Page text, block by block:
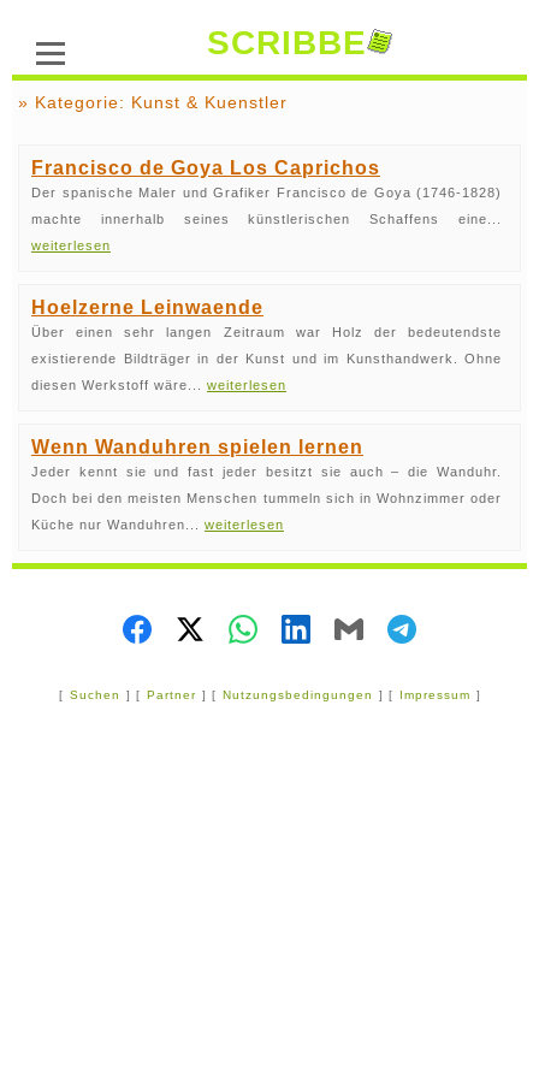
SCRIBBE
» Kategorie: Kunst & Kuenstler
Francisco de Goya Los Caprichos
Der spanische Maler und Grafiker Francisco de Goya (1746-1828)
machte innerhalb seines künstlerischen Schaffens eine...
weiterlesen
Hoelzerne Leinwaende
Über einen sehr langen Zeitraum war Holz der bedeutendste
existierende Bildträger in der Kunst und im Kunsthandwerk. Ohne
diesen Werkstoff wäre... weiterlesen
Wenn Wanduhren spielen lernen
Jeder kennt sie und fast jeder besitzt sie auch – die Wanduhr.
Doch bei den meisten Menschen tummeln sich in Wohnzimmer oder
Küche nur Wanduhren... weiterlesen
[ Suchen ] [ Partner ] [ Nutzungsbedingungen ] [ Impressum ]